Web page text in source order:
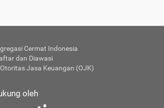
Cermat Indonesia
dan Diawasi
Jasa Keuangan (OJK)
oleh